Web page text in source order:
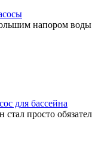
напором воды
для бассейна
просто